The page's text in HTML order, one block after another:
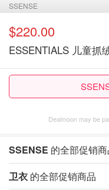
SSENSE
$220.00
ESSENTIALS 儿童抓
Dealmoon may be
SSENSE 的全部促销
卫衣 的全部促销商品